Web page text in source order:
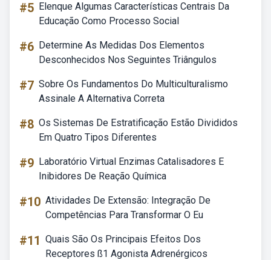
#5 Elenque Algumas Características Centrais Da
Educação Como Processo Social
#6 Determine As Medidas Dos Elementos
Desconhecidos Nos Seguintes Triângulos
#7 Sobre Os Fundamentos Do Multiculturalismo
Assinale A Alternativa Correta
#8 Os Sistemas De Estratificação Estão Divididos
Em Quatro Tipos Diferentes
#9 Laboratório Virtual Enzimas Catalisadores E
Inibidores De Reação Química
#10 Atividades De Extensão: Integração De
Competências Para Transformar O Eu
#11 Quais São Os Principais Efeitos Dos
Receptores ß1 Agonista Adrenérgicos